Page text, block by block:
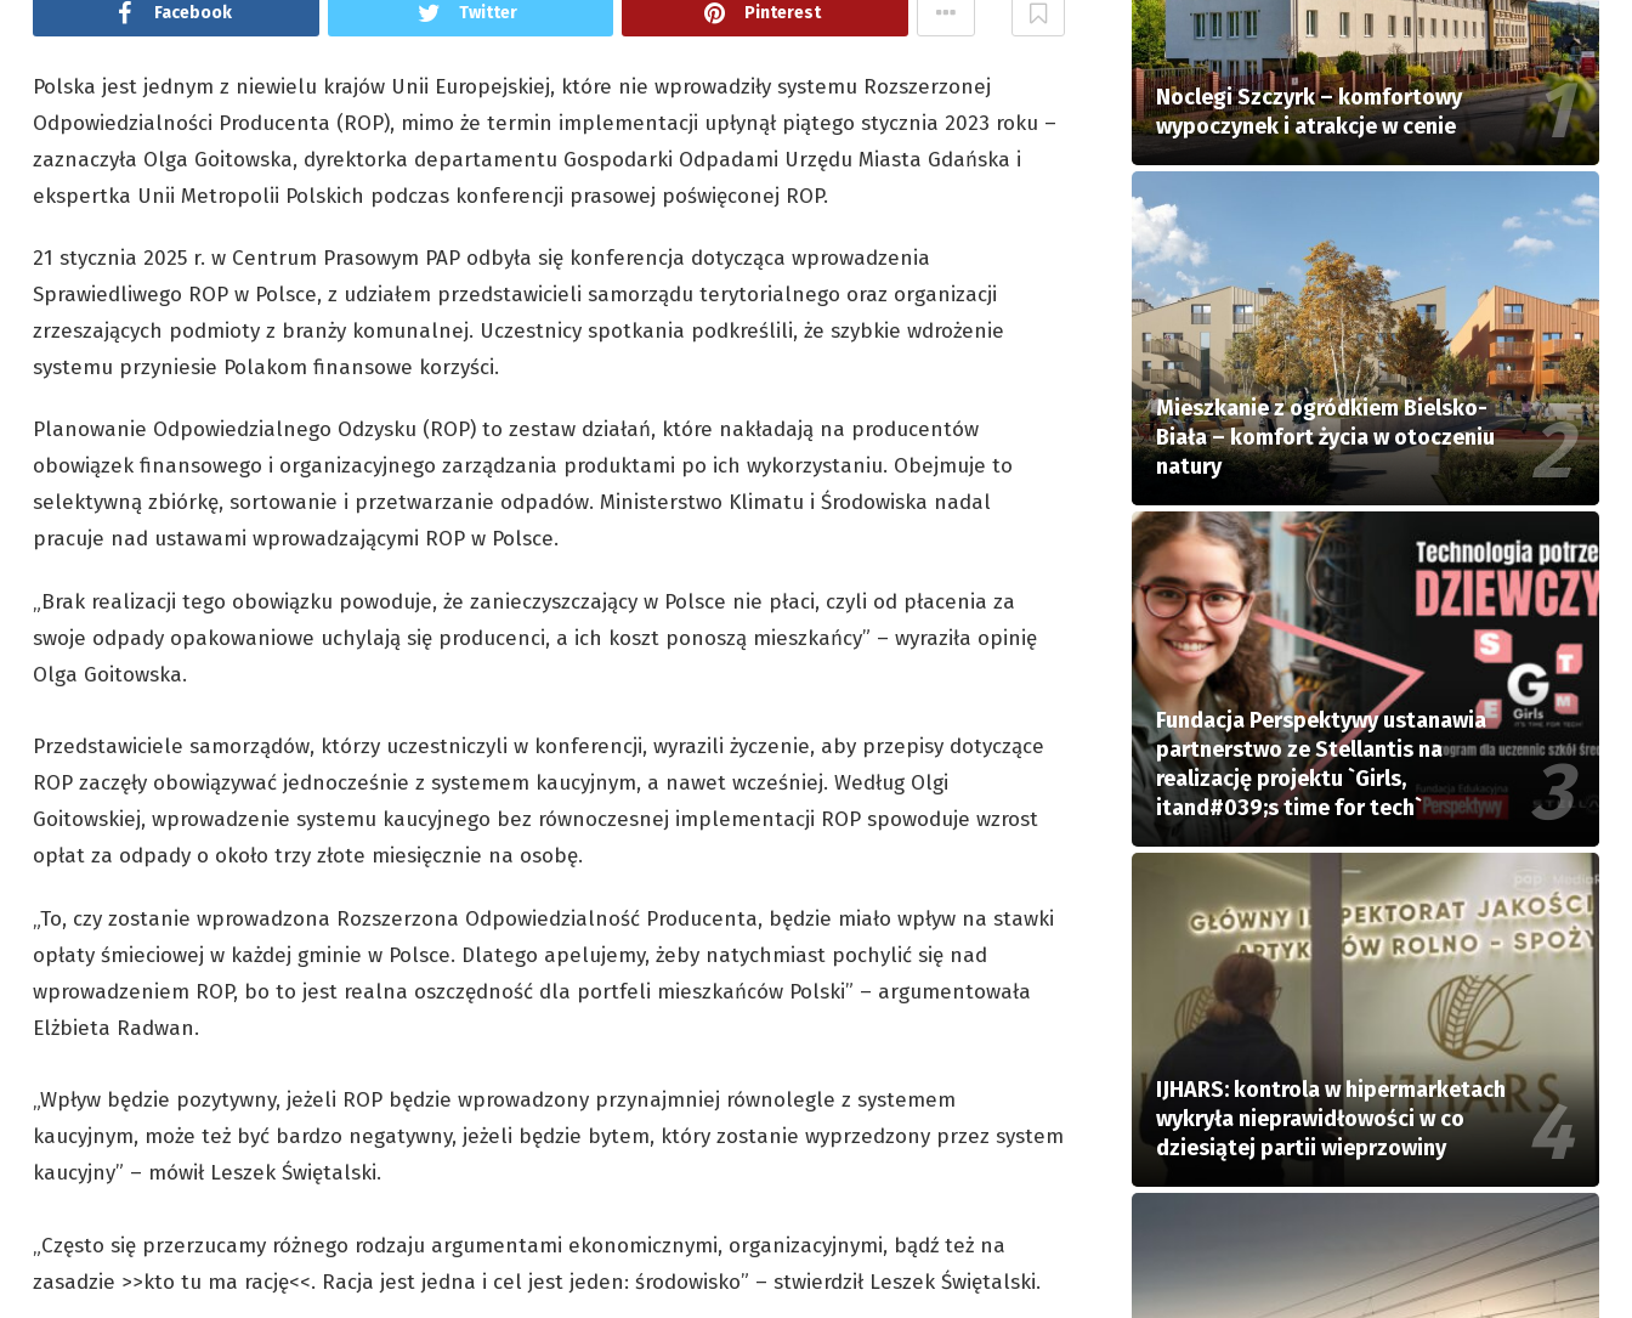
Facebook Twitter Pinterest
Polska jest jednym z niewielu krajów Unii Europejskiej, które nie wprowadziły systemu Rozszerzonej
Odpowiedzialności Producenta (ROP), mimo że termin implementacji upłynął piątego stycznia 2023 roku –
zaznaczyła Olga Goitowska, dyrektorka departamentu Gospodarki Odpadami Urzędu Miasta Gdańska i
ekspertka Unii Metropolii Polskich podczas konferencji prasowej poświęconej ROP.
21 stycznia 2025 r. w Centrum Prasowym PAP odbyła się konferencja dotycząca wprowadzenia
Sprawiedliwego ROP w Polsce, z udziałem przedstawicieli samorządu terytorialnego oraz organizacji
zrzeszających podmioty z branży komunalnej. Uczestnicy spotkania podkreślili, że szybkie wdrożenie
systemu przyniesie Polakom finansowe korzyści.
Planowanie Odpowiedzialnego Odzysku (ROP) to zestaw działań, które nakładają na producentów
obowiązek finansowego i organizacyjnego zarządzania produktami po ich wykorzystaniu. Obejmuje to
selektywną zbiórkę, sortowanie i przetwarzanie odpadów. Ministerstwo Klimatu i Środowiska nadal
pracuje nad ustawami wprowadzającymi ROP w Polsce.
„Brak realizacji tego obowiązku powoduje, że zanieczyszczający w Polsce nie płaci, czyli od płacenia za
swoje odpady opakowaniowe uchylają się producenci, a ich koszt ponoszą mieszkańcy” – wyraziła opinię
Olga Goitowska.
Przedstawiciele samorządów, którzy uczestniczyli w konferencji, wyrazili życzenie, aby przepisy dotyczące
ROP zaczęły obowiązywać jednocześnie z systemem kaucyjnym, a nawet wcześniej. Według Olgi
Goitowskiej, wprowadzenie systemu kaucyjnego bez równoczesnej implementacji ROP spowoduje wzrost
opłat za odpady o około trzy złote miesięcznie na osobę.
„To, czy zostanie wprowadzona Rozszerzona Odpowiedzialność Producenta, będzie miało wpływ na stawki
opłaty śmieciowej w każdej gminie w Polsce. Dlatego apelujemy, żeby natychmiast pochylić się nad
wprowadzeniem ROP, bo to jest realna oszczędność dla portfeli mieszkańców Polski” – argumentowała
Elżbieta Radwan.
„Wpływ będzie pozytywny, jeżeli ROP będzie wprowadzony przynajmniej równolegle z systemem
kaucyjnym, może też być bardzo negatywny, jeżeli będzie bytem, który zostanie wyprzedzony przez system
kaucyjny” – mówił Leszek Świętalski.
„Często się przerzucamy różnego rodzaju argumentami ekonomicznymi, organizacyjnymi, bądź też na
zasadzie >>kto tu ma rację<<. Racja jest jedna i cel jest jeden: środowisko” – stwierdził Leszek Świętalski.
Noclegi Szczyrk – komfortowy
wypoczynek i atrakcje w cenie
Mieszkanie z ogródkiem Bielsko-
Biała – komfort życia w otoczeniu
natury
Fundacja Perspektywy ustanawia
partnerstwo ze Stellantis na
realizację projektu `Girls,
itand#039;s time for tech`
IJHARS: kontrola w hipermarketach
wykryła nieprawidłowości w co
dziesiątej partii wieprzowiny